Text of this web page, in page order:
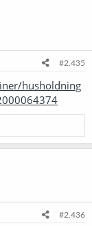
#2.435
husholdning
#2.436